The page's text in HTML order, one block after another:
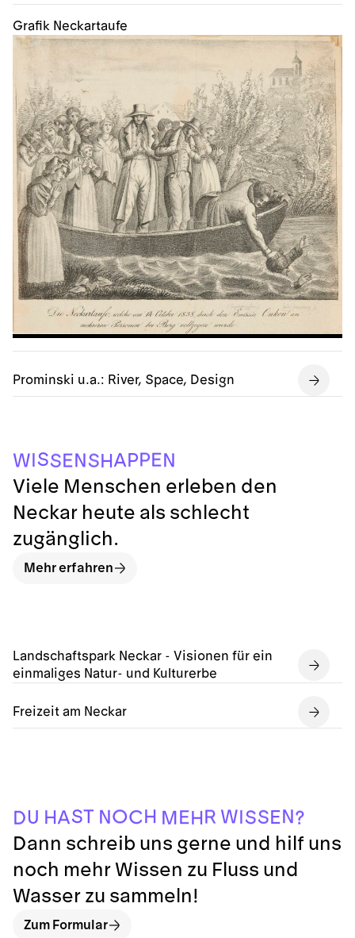
Grafik Neckartaufe
Prominski u.a.: River, Space, Design
Landschaftspark Neckar - Visionen für ein
einmaliges Natur- und Kulturerbe
Freizeit am Neckar
W SSENSHA PPEN
Viele Menschen erleben den
Neckar heute als schlecht
zugänglich.
Mehr erfahren
DU H AST NOCH M EHR WISS EN?
Dann schreib uns gerne und hilf uns
noch mehr Wissen zu Fluss und
Wasser zu sammeln!
Zum Formular